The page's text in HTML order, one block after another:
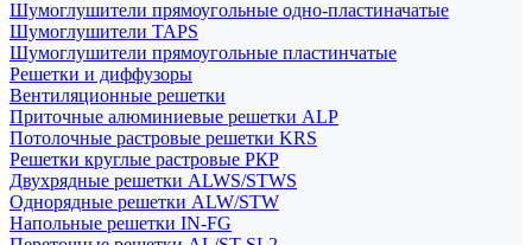
Шумоглушители прямоугольные одно-пластиначатые
Шумоглушители TAPS
Шумоглушители прямоугольные пластинчатые
Решетки и диффузоры
Вентиляционные решетки
Приточные алюминиевые решетки ALP
Потолочные растровые решетки KRS
Решетки круглые растровые РКР
Двухрядные решетки ALWS/STWS
Однорядные решетки ALW/STW
Напольные решетки IN-FG